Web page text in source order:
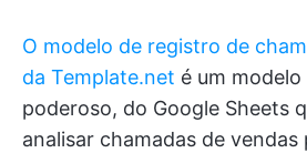
O modelo de registro de
da Template.net é um
poderoso, do Google Sheets
analisar chamadas de vendas